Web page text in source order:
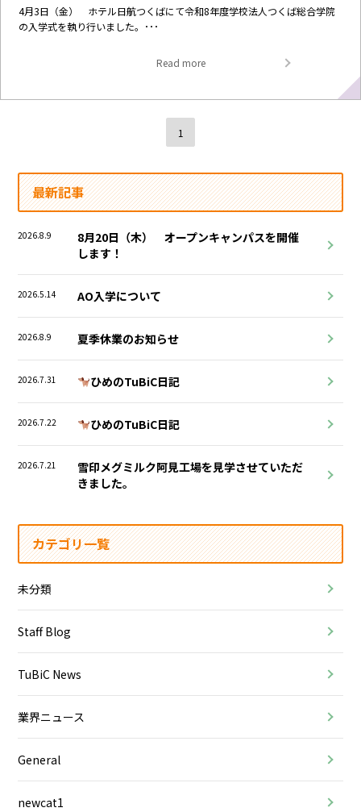
4月3日（金） ホテル日航つくばにて令和8年度学校法人つくば総合学院
の入学式を執り行いました。･･･
Read more
1
最新記事
2026.8.9
8月20日（木） オープンキャンパスを開催
します！
2026.5.14 AO入学について
2026.8.9 夏季休業のお知らせ
2026.7.31 ひめのTuBiC日記
2026.7.22 ひめのTuBiC日記
2026.7.21
雪印メグミルク阿見工場を見学させていただ
きました。
カテゴリ一覧
未分類
Staff Blog
TuBiC News
業界ニュース
General
newcat1